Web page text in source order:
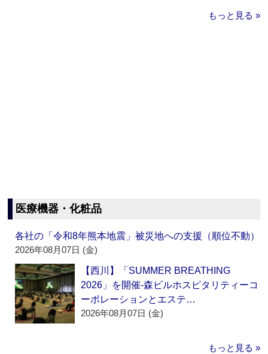
もっと見る »
医療機器・化粧品
各社の「令和8年熊本地震」被災地への支援（順位不動）
2026年08月07日 (金)
【西川】「SUMMER BREATHING
2026」を開催‐森ビルホスピタリティーコ
ーポレーションとエステ…
2026年08月07日 (金)
もっと見る »